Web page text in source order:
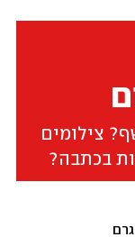
צילומים
בכתבה?